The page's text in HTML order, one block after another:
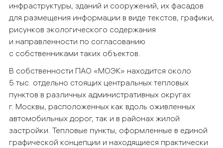
инфраструктуры, зданий и сооружений, их фасадов
для размещения информации в виде текстов, графики,
рисунков экологического содержания
и направленности по согласованию
с собственниками таких объектов.
В собственности ПАО «МОЭК» находится около
5 тыс. отдельно стоящих центральных тепловых
пунктов в различных административных округах
г. Москвы, расположенных как вдоль оживленных
автомобильных дорог, так и в районах жилой
застройки. Тепловые пункты, оформленные в единой
графической концепции и находящиеся практически